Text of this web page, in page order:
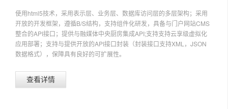
使用html5技术，采用表示层、业务层、数据库访问层的多层架构；采用
开放的开发框架，遵循B/S结构，支持组件化研发，具备与门户网站CMS
整合的API接口；提供与融媒体中央厨房集成API;支持支持云享级虚拟化
应用部署；支持与提供开放的API接口封装（封装接口支持XML，JSON
数据格式），保障具有良好的可扩展性。
查看详情